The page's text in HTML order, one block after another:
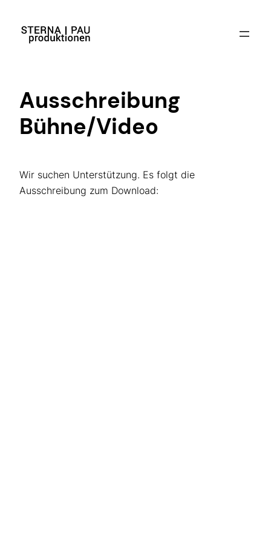
Inhalt
springen
Ausschreibung
Bühne/Video
Wir suchen Unterstützung. Es folgt die
Ausschreibung zum Download: